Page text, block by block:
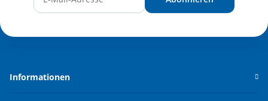
Informationen